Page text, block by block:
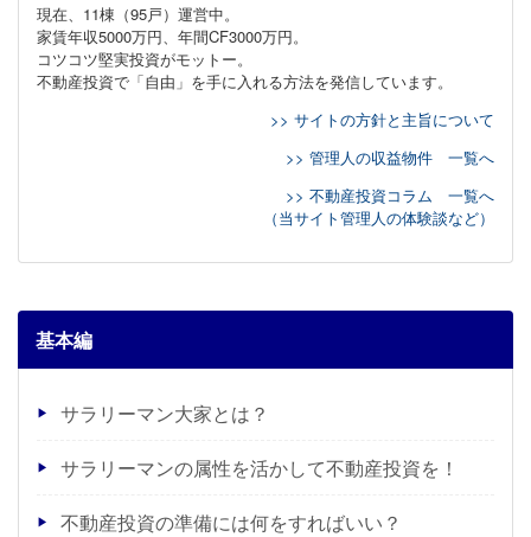
現在、11棟（95戸）運営中。
家賃年収5000万円、年間CF3000万円。
コツコツ堅実投資がモットー。
不動産投資で「自由」を手に入れる方法を発信しています。
>> サイトの方針と主旨について
>> 管理人の収益物件 一覧へ
>> 不動産投資コラム 一覧へ
（当サイト管理人の体験談など）
基本編
サラリーマン大家とは？
サラリーマンの属性を活かして不動産投資を！
不動産投資の準備には何をすればいい？